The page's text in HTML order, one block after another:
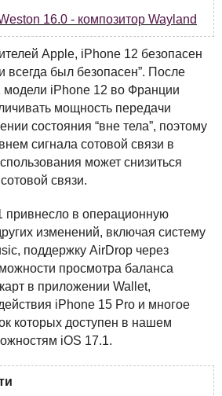
16.0 - композитор Wayland
Apple, iPhone 12 безопасен
всегда был безопасен”. После
модели iPhone 12 во Франции
мощность передачи
состояния “вне тела”, поэтому
сигнала сотовой связи в
может снизиться
связи.
привнесло в операционную
изменений, включая систему
поддержку AirDrop через
просмотра баланса
в приложении Wallet,
iPhone 15 Pro и многое
которых доступен в нашем
iOS 17.1.